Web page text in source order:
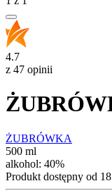
4.7
z 47 opinii
ŻUBRÓWKA
500 ml
alkohol: 40%
Produkt dostępny od